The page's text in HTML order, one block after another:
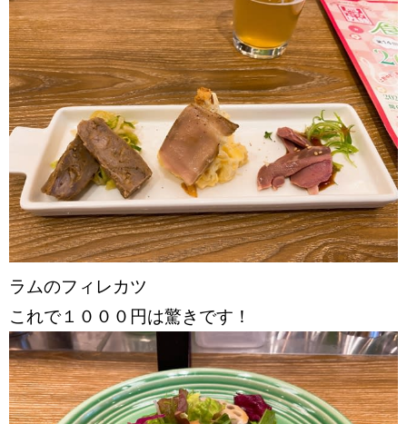
ラムのフィレカツ
これで１０００円は驚きです！